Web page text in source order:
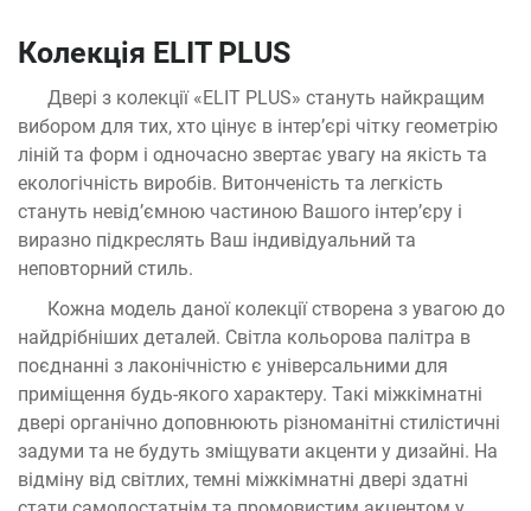
Колекція ELIT PLUS
Двері з колекції «ELIT PLUS» стануть найкращим
вибором для тих, хто цінує в інтер’єрі чітку геометрію
ліній та форм і одночасно звертає увагу на якість та
екологічність виробів. Витонченість та легкість
стануть невід’ємною частиною Вашого інтер’єру і
виразно підкреслять Ваш індивідуальний та
неповторний стиль.
Кожна модель даної колекції створена з увагою до
найдрібніших деталей. Світла кольорова палітра в
поєднанні з лаконічністю є універсальними для
приміщення будь-якого характеру. Такі міжкімнатні
двері органічно доповнюють різноманітні стилістичні
задуми та не будуть зміщувати акценти у дизайні. На
відміну від світлих, темні міжкімнатні двері здатні